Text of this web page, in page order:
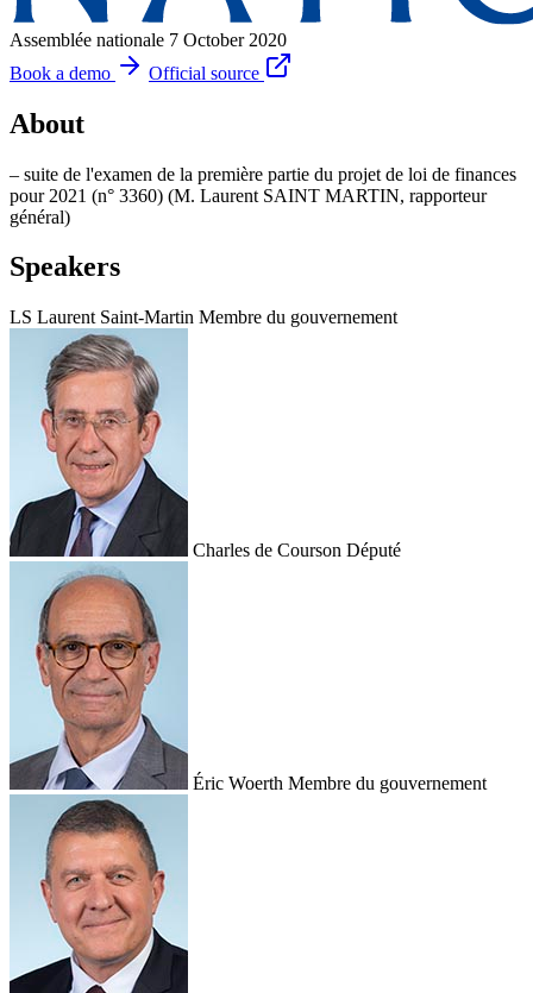
Assemblée nationale 7 October 2020
Book a demo
Official source
About
– suite de l'examen de la première partie du projet de loi de finances
pour 2021 (n° 3360) (M. Laurent SAINT MARTIN, rapporteur
général)
Speakers
LS Laurent Saint-Martin Membre du gouvernement
Charles de Courson Député
Éric Woerth Membre du gouvernement